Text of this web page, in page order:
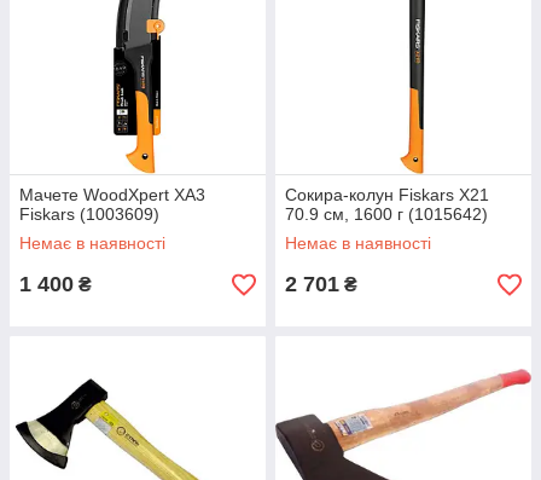
Мачете WoodXpert XA3
Fiskars (1003609)
Немає в наявності
1 400 ₴
Сокира-колун Fiskars Х21
70.9 см, 1600 г (1015642)
Немає в наявності
2 701 ₴